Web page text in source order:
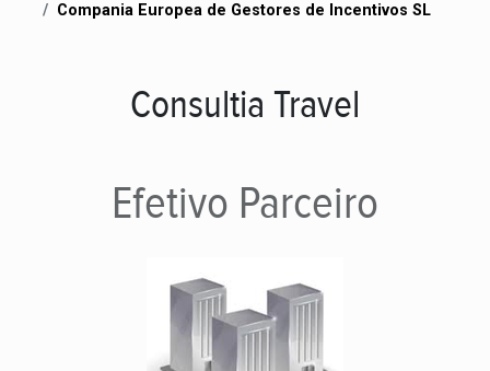
Compania Europea de Gestores de Incentivos SL
Consultia Travel
Efetivo Parceiro